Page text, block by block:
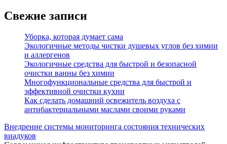
Свежие записи
Уборка, которая думает сама
Экологичные методы чистки душевых углов без химии
и аллергенов
Экологичные средства для быстрой и безопасной
очистки ванны без химии
Многофункциональные средства для быстрой и
эффективной очистки кухни
Как сделать домашний освежитель воздуха с
антибактериальными маслами своими руками
Внедрение системы мониторинга состояния технических
виадуков